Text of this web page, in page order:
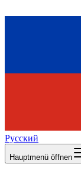
Русский
Hauptmenü öffnen